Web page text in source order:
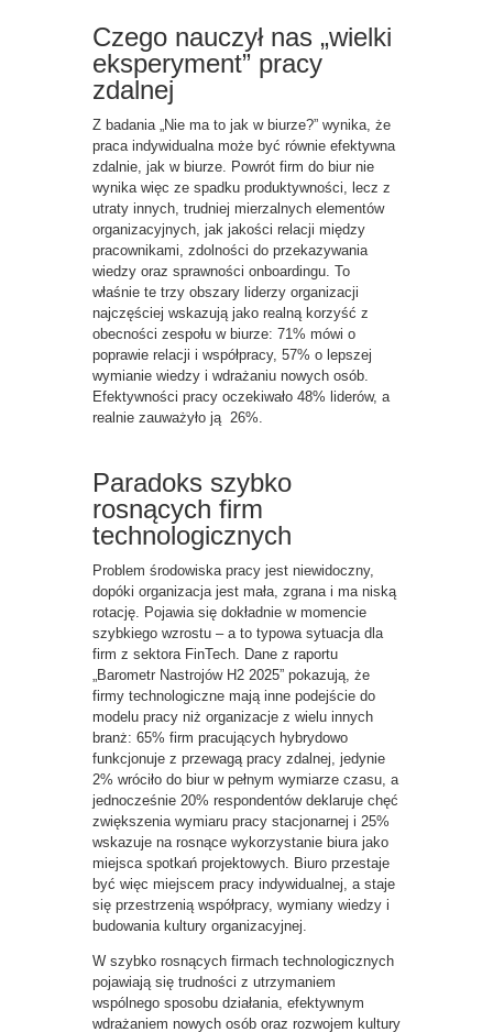
Czego nauczył nas „wielki
eksperyment” pracy
zdalnej
Z badania „Nie ma to jak w biurze?” wynika, że
praca indywidualna może być równie efektywna
zdalnie, jak w biurze. Powrót firm do biur nie
wynika więc ze spadku produktywności, lecz z
utraty innych, trudniej mierzalnych elementów
organizacyjnych, jak jakości relacji między
pracownikami, zdolności do przekazywania
wiedzy oraz sprawności onboardingu. To
właśnie te trzy obszary liderzy organizacji
najczęściej wskazują jako realną korzyść z
obecności zespołu w biurze: 71% mówi o
poprawie relacji i współpracy, 57% o lepszej
wymianie wiedzy i wdrażaniu nowych osób.
Efektywności pracy oczekiwało 48% liderów, a
realnie zauważyło ją 26%.
Paradoks szybko
rosnących firm
technologicznych
Problem środowiska pracy jest niewidoczny,
dopóki organizacja jest mała, zgrana i ma niską
rotację. Pojawia się dokładnie w momencie
szybkiego wzrostu – a to typowa sytuacja dla
firm z sektora FinTech. Dane z raportu
„Barometr Nastrojów H2 2025” pokazują, że
firmy technologiczne mają inne podejście do
modelu pracy niż organizacje z wielu innych
branż: 65% firm pracujących hybrydowo
funkcjonuje z przewagą pracy zdalnej, jedynie
2% wróciło do biur w pełnym wymiarze czasu, a
jednocześnie 20% respondentów deklaruje chęć
zwiększenia wymiaru pracy stacjonarnej i 25%
wskazuje na rosnące wykorzystanie biura jako
miejsca spotkań projektowych. Biuro przestaje
być więc miejscem pracy indywidualnej, a staje
się przestrzenią współpracy, wymiany wiedzy i
budowania kultury organizacyjnej.
W szybko rosnących firmach technologicznych
pojawiają się trudności z utrzymaniem
wspólnego sposobu działania, efektywnym
wdrażaniem nowych osób oraz rozwojem kultury